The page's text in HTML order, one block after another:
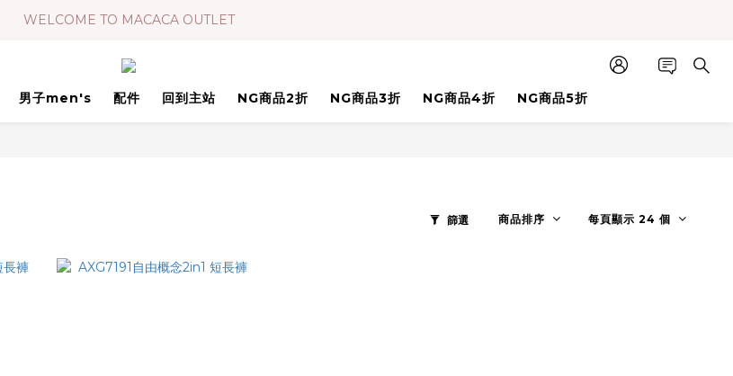
WELCOME TO MACACA OUTLET
男子men's 配件 回到主站 NG商品2折 NG商品3折 NG商品4折 NG商品5折
篩選 商品排序 每頁顯示 24 個